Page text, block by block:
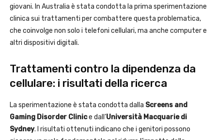
giovani. In Australia è stata condotta la prima sperimentazione
clinica sui trattamenti per combattere questa problematica,
che coinvolge non solo i telefoni cellulari, ma anche computer e
altri dispositivi digitali.
Trattamenti contro la dipendenza da
cellulare: i risultati della ricerca
La sperimentazione è stata condotta dalla Screens and
Gaming Disorder Clinice dall’Università Macquarie di
Sydney. I risultati ottenuti indicano che i genitori possono